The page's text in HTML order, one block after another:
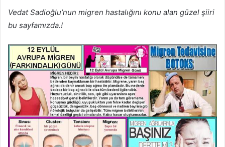
Vedat Sadioğlu’nun migren hastalığını konu alan güzel şiiri
bu sayfamızda.!